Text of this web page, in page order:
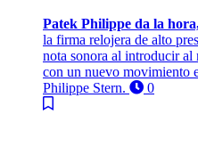
Patek Philippe da la
la firma relojera de alto
nota sonora al introducir al
con un nuevo movimiento
Philippe Stern.
0